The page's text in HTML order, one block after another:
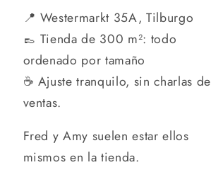
📍 Westermarkt 35A, Tilburgo
👞 Tienda de 300 m²: todo
ordenado por tamaño
☕ Ajuste tranquilo, sin charlas de
ventas.
Fred y Amy suelen estar ellos
mismos en la tienda.